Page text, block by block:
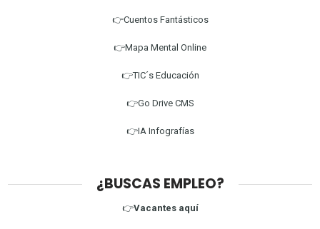
👉Cuentos Fantásticos
👉Mapa Mental Online
👉TIC´s Educación
👉Go Drive CMS
👉IA Infografías
¿BUSCAS EMPLEO?
👉Vacantes aquí